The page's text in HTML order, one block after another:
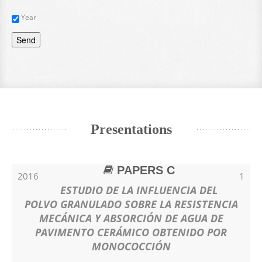
Year
Send
Presentations
2016 1
PAPERS C
ESTUDIO DE LA INFLUENCIA DEL
POLVO GRANULADO SOBRE LA RESISTENCIA
MECÁNICA Y ABSORCIÓN DE AGUA DE
PAVIMENTO CERÁMICO OBTENIDO POR
MONOCOCCIÓN